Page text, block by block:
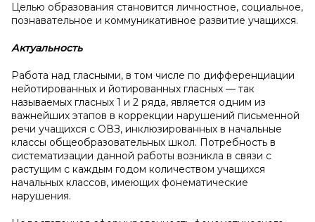
Целью образования становится личностное, социальное,
познавательное и коммуникативное развитие учащихся.
Актуальность
Работа над гласными, в том числе по дифференциации
нейотированных и йотированных гласных — так
называемых гласных 1 и 2 ряда, является одним из
важнейших этапов в коррекции нарушений письменной
речи учащихся с ОВЗ, инклюзированных в начальные
классы общеобразовательных школ. Потребность в
систематизации данной работы возникла в связи с
растущим с каждым годом количеством учащихся
начальных классов, имеющих фонематические
нарушения.